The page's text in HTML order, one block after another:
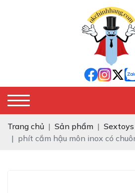
Trang chủ Sản phẩm
phít cắm hậu môn inox có